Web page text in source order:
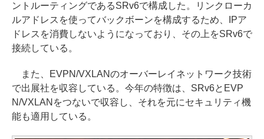
ントルーティングであるSRv6で構成した。リンクローカ
ルアドレスを使ってバックボーンを構成するため、IPア
ドレスを消費しないようになっており、その上をSRv6で
接続している。
また、EVPN/VXLANのオーバーレイネットワーク技術
で出展社を収容している。今年の特徴は、SRv6とEVP
N/VXLANをつないで収容し、それを元にセキュリティ機
能も適用している。